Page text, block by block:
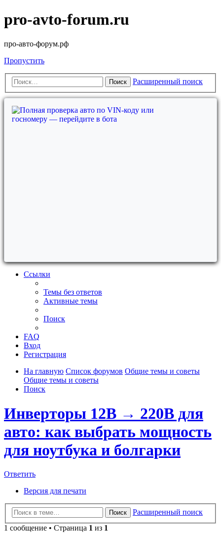
pro-avto-forum.ru
про-авто-форум.рф
Пропустить
Поиск Расширенный поиск
Ссылки
Темы без ответов
Активные темы
Поиск
FAQ
Вход
Регистрация
На главную Список форумов Общие темы и советы
Общие темы и советы
Поиск
Инверторы 12В → 220В для
авто: как выбрать мощность
для ноутбука и болгарки
Ответить
Версия для печати
Поиск
Расширенный поиск
1 сообщение • Страница 1 из 1